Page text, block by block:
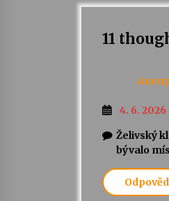
11
4. 6. 2026
Želivský
bývalo